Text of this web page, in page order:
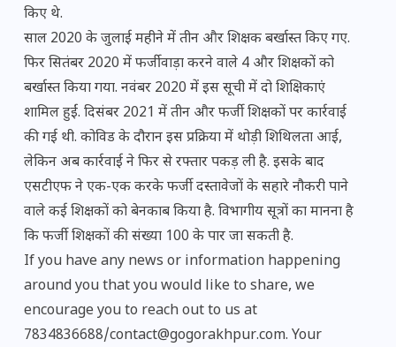
किए थे.
साल 2020 के जुलाई महीने में तीन और शिक्षक बर्खास्त किए गए.
फिर सितंबर 2020 में फर्जीवाड़ा करने वाले 4 और शिक्षकों को
बर्खास्त किया गया. नवंबर 2020 में इस सूची में दो शिक्षिकाएं
शामिल हुईं. दिसंबर 2021 में तीन और फर्जी शिक्षकों पर कार्रवाई
की गई थी. कोविड के दौरान इस प्रक्रिया में थोड़ी शिथिलता आई,
लेकिन अब कार्रवाई ने फिर से रफ्तार पकड़ ली है. इसके बाद
एसटीएफ ने एक-एक करके फर्जी दस्तावेजों के सहारे नौकरी पाने
वाले कई शिक्षकों को बेनकाब किया है. विभागीय सूत्रों का मानना है
कि फर्जी शिक्षकों की संख्या 100 के पार जा सकती है.
If you have any news or information happening
around you that you would like to share, we
encourage you to reach out to us at
7834836688/contact@gogorakhpur.com. Your